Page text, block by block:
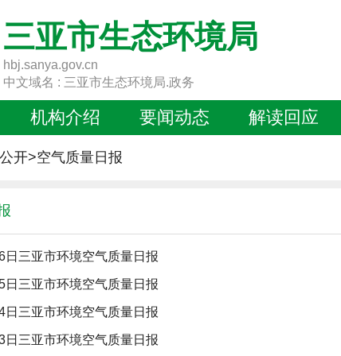
三亚市生态环境局
hbj.sanya.gov.cn
中文域名 : 三亚市生态环境局.政务
机构介绍 要闻动态 解读回应
开>空气质量日报
日三亚市环境空气质量日报
日三亚市环境空气质量日报
日三亚市环境空气质量日报
日三亚市环境空气质量日报